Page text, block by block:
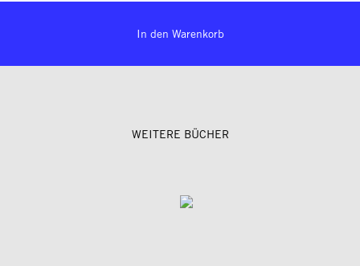
In den Warenkorb
WEITERE BÜCHER